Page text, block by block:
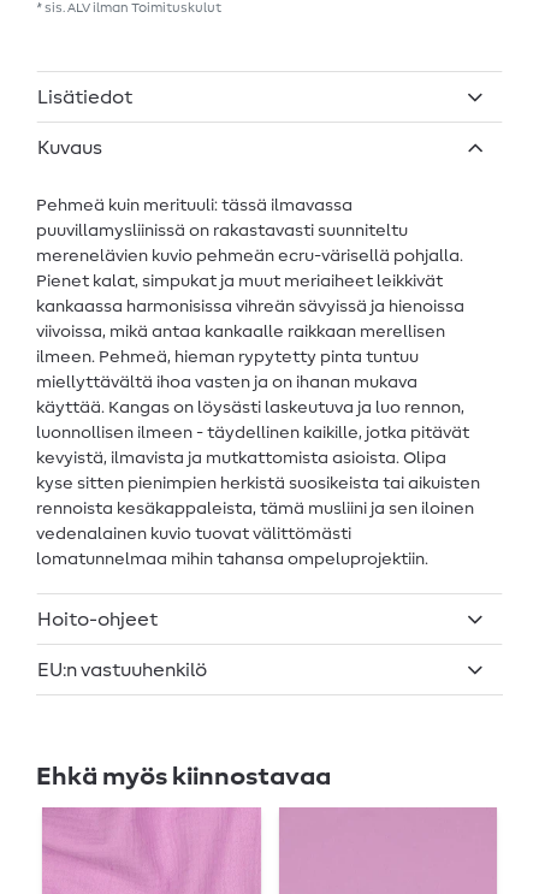
* sis. ALV ilman Toimituskulut
Lisätiedot
Kuvaus
Pehmeä kuin merituuli: tässä ilmavassa
puuvillamysliinissä on rakastavasti suunniteltu
merenelävien kuvio pehmeän ecru-värisellä pohjalla.
Pienet kalat, simpukat ja muut meriaiheet leikkivät
kankaassa harmonisissa vihreän sävyissä ja hienoissa
viivoissa, mikä antaa kankaalle raikkaan merellisen
ilmeen. Pehmeä, hieman rypytetty pinta tuntuu
miellyttävältä ihoa vasten ja on ihanan mukava
käyttää. Kangas on löysästi laskeutuva ja luo rennon,
luonnollisen ilmeen - täydellinen kaikille, jotka pitävät
kevyistä, ilmavista ja mutkattomista asioista. Olipa
kyse sitten pienimpien herkistä suosikeista tai aikuisten
rennoista kesäkappaleista, tämä musliini ja sen iloinen
vedenalainen kuvio tuovat välittömästi
lomatunnelmaa mihin tahansa ompeluprojektiin.
Hoito-ohjeet
EU:n vastuuhenkilö
Ehkä myös kiinnostavaa